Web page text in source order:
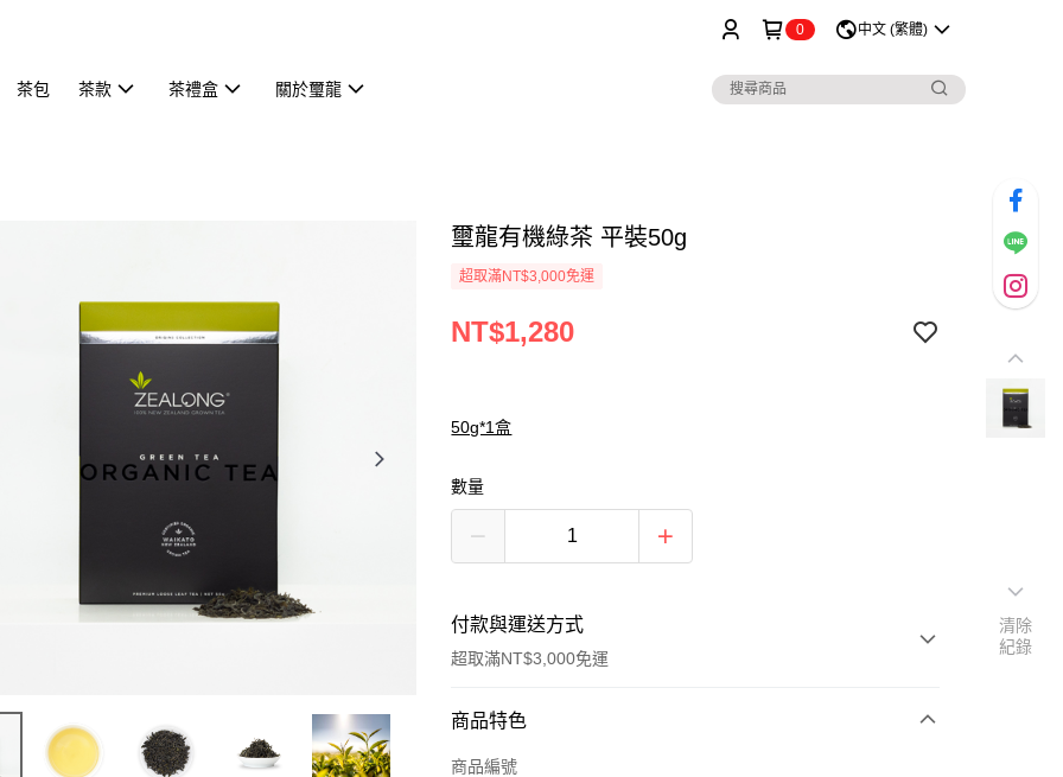
0 中文 (繁體)
茶包 茶款 茶禮盒 關於璽龍
璽龍有機綠茶 平裝50g
超取滿NT$3,000免運
NT$1,280
50g*1盒
數量
付款與運送方式
超取滿NT$3,000免運
付款方式
信用卡一次付款
商品特色
商品編號
清除
紀錄